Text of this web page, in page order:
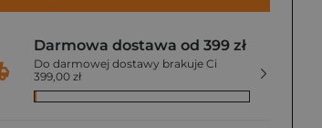
Darmowa dostawa od 399 zł
Do darmowej dostawy brakuje Ci
399,00 zł